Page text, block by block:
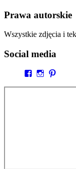
Prawa autorskie
Wszystkie zdjęcia i
Social media